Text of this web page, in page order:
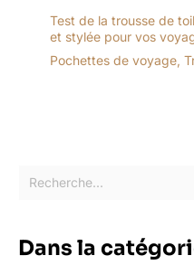
Test de la trousse de
et stylée pour vos
Pochettes de voyage,
Dans la